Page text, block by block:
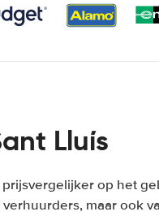
Lluís
op het
maar ook